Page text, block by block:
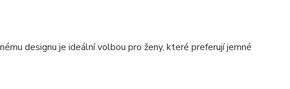
designu je ideální volbou pro ženy, které preferují jemné